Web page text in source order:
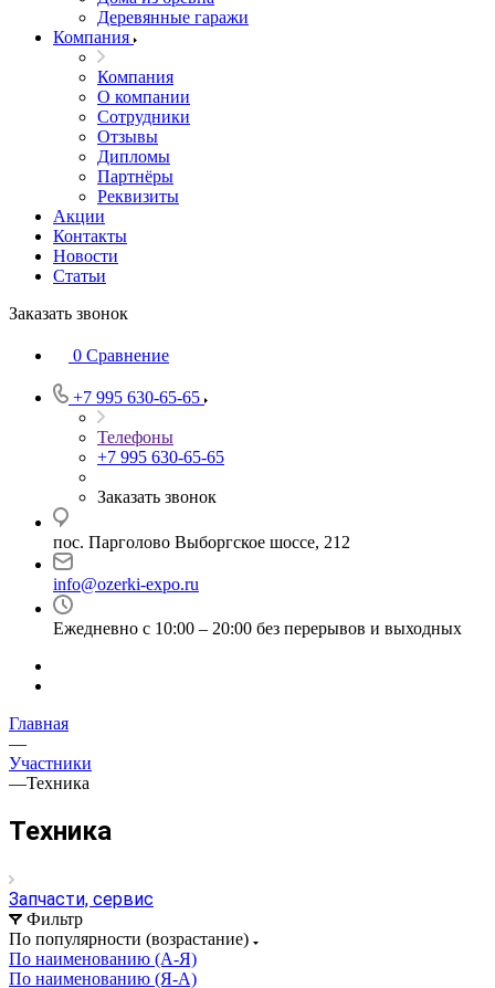
Деревянные гаражи
Компания
Компания
О компании
Сотрудники
Отзывы
Дипломы
Партнёры
Реквизиты
Акции
Контакты
Новости
Статьи
Заказать звонок
0 Сравнение
+7 995 630-65-65
Телефоны
+7 995 630-65-65
Заказать звонок
пос. Парголово Выборгское шоссе, 212
info@ozerki-expo.ru
Ежедневно с 10:00 – 20:00 без перерывов и выходных
Главная
—
Участники
—Техника
Техника
Запчасти, сервис
Фильтр
По популярности (возрастание)
По наименованию (А-Я)
По наименованию (Я-А)